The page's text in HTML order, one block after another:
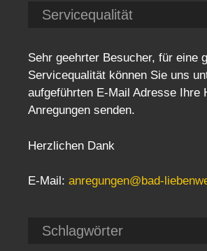
Servicequalität
Sehr geehrter Besucher, für eine
Servicequalität können Sie uns
aufgeführten E-Mail Adresse Ihre
Anregungen senden.
Herzlichen Dank
E-Mail: anregungen@bad-
Schlagwörter